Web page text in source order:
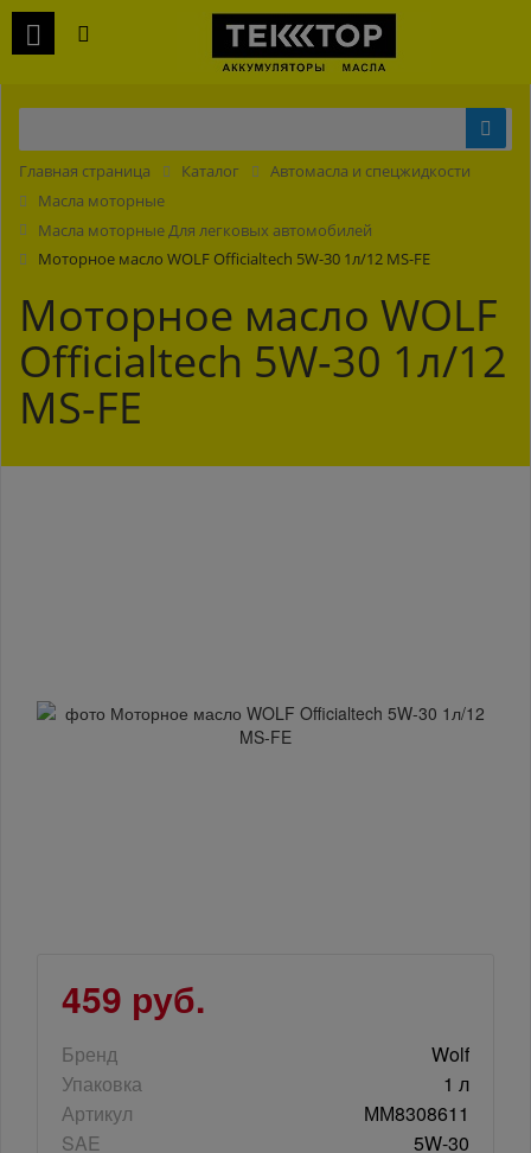
Главная страница Каталог
Автомасла и спецжидкости
Масла моторные
Масла моторные Для легковых автомобилей
Моторное масло WOLF Officialtech 5W-30 1л/12 MS-FE
Моторное масло WOLF
Officialtech 5W-30 1л/12
MS-FE
459 руб.
Бренд
Wolf
Упаковка
1 л
Артикул
ММ8308611
SAE
5W-30